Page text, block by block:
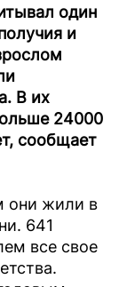
один
и
В их
24000
сообщает
они жили в
641
все свое